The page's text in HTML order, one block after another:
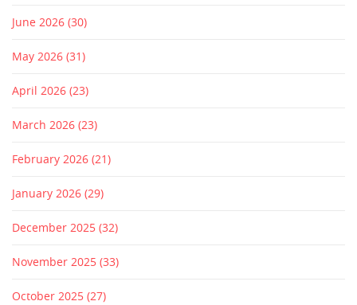
June 2026 (30)
May 2026 (31)
April 2026 (23)
March 2026 (23)
February 2026 (21)
January 2026 (29)
December 2025 (32)
November 2025 (33)
October 2025 (27)